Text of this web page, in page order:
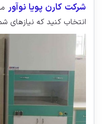
شرکت کارن پویا نوآور
انتخاب کنید که نیازهای